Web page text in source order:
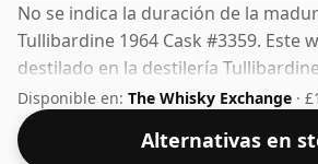
No se indica la duración de la
Tullibardine 1964 Cask #3359. Este
destilado en la destilería
de 44,6% ABV, este whisky se
concentración óptima para beber.
con una gota de agua.
Disponible en: The Whisky Exchange ·
Alternativas en